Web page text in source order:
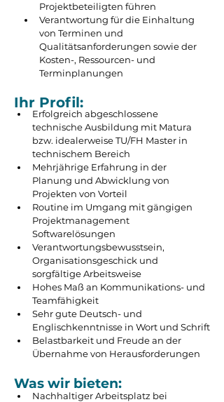
Ihr Profil:
Projektbeteiligten führen
Verantwortung für die Einhaltung
von Terminen und
Qualitätsanforderungen sowie der
Kosten-, Ressourcen- und
Terminplanungen
Erfolgreich abgeschlossene
technische Ausbildung mit Matura
bzw. idealerweise TU/FH Master in
technischem Bereich
Mehrjährige Erfahrung in der
Planung und Abwicklung von
Projekten von Vorteil
Routine im Umgang mit gängigen
Projektmanagement
Softwarelösungen
Verantwortungsbewusstsein,
Organisationsgeschick und
sorgfältige Arbeitsweise
Hohes Maß an Kommunikations- und
Teamfähigkeit
Sehr gute Deutsch- und
Englischkenntnisse in Wort und Schrift
Belastbarkeit und Freude an der
Übernahme von Herausforderungen
Was wir bieten:
Nachhaltiger Arbeitsplatz bei